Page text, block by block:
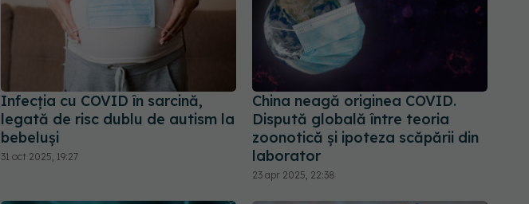
Infecția cu COVID în sarcină,
legată de risc dublu de autism la
bebeluși
31 oct 2025, 19:27
China neagă originea COVID.
Dispută globală între teoria
zoonotică și ipoteza scăpării din
laborator
23 apr 2025, 22:38